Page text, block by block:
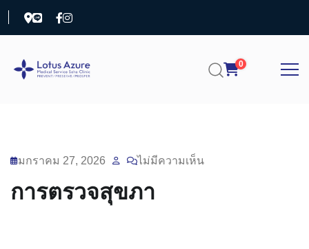
0
มกราคม 27, 2026 ไม่มีความเห็น
การตรวจสุขภา